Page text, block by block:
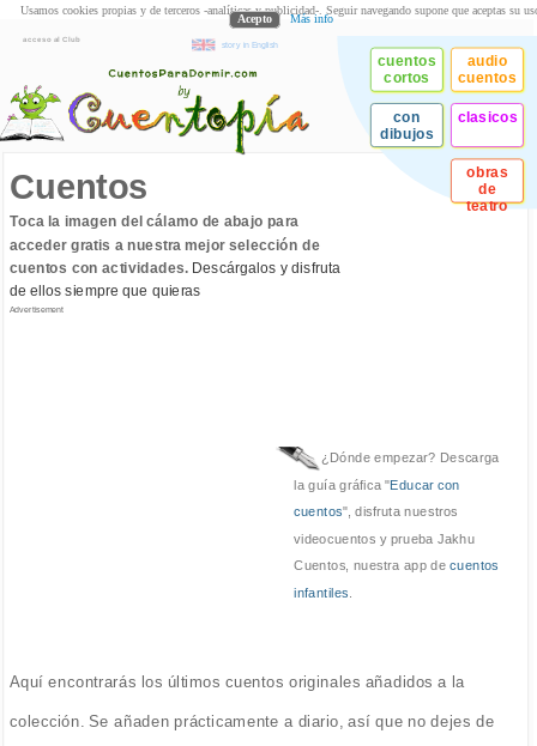
acceso al Club
story in English
cuentos
cortos
audio
cuentos
con
dibujos
clasicos
obras
de
teatro
Cuentos
Toca la imagen del cálamo de abajo para
acceder gratis a nuestra mejor selección de
cuentos con actividades.Descárgalos y disfruta
de ellos siempre que quieras
Advertisement
¿Dónde empezar? Descarga
la guía gráfica "Educar con
cuentos", disfruta nuestros
videocuentos y prueba Jakhu
Cuentos, nuestra app decuentos
infantiles.
Aquí encontrarás los últimos cuentos originales añadidos a la
colección. Se añaden prácticamente a diario, así que no dejes de
Usamos cookies propias y de terceros -analíticas y publicidad-. Seguir navegando supone que aceptas su
Acepto Más info